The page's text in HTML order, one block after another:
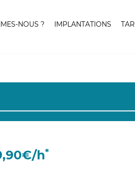
NOUS ? IMPLANTATIONS
h*